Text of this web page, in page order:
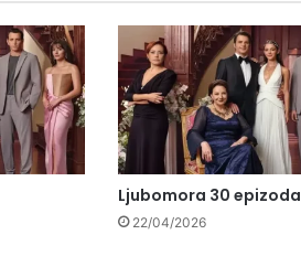
Ljubomora 30 epizoda
22/04/2026